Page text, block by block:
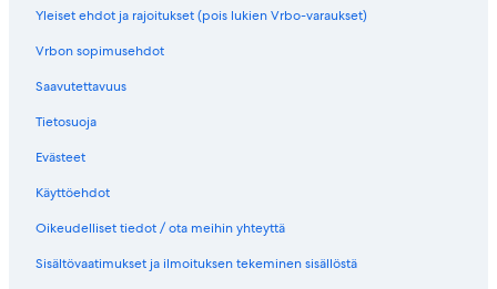
Yleiset ehdot ja rajoitukset (pois lukien Vrbo-varaukset)
Vrbon sopimusehdot
Saavutettavuus
Tietosuoja
Evästeet
Käyttöehdot
Oikeudelliset tiedot / ota meihin yhteyttä
Sisältövaatimukset ja ilmoituksen tekeminen sisällöstä